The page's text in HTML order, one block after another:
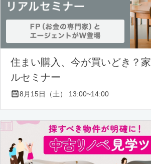
住まい購入、今が買いどき？
ルセミナー
8月15日（土） 13:00~14:00